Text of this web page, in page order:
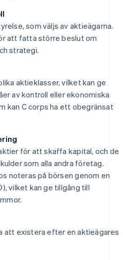
som väljs av aktieägarna.
att fatta större beslut om
strategi.
aktieklasser, vilket kan ge
av kontroll eller ekonomiska
kan C corps ha ett obegränsat
för att skaffa kapital, och de
som alla andra företag.
noteras på börsen genom en
vilket kan ge tillgång till
att existera efter en aktieägares